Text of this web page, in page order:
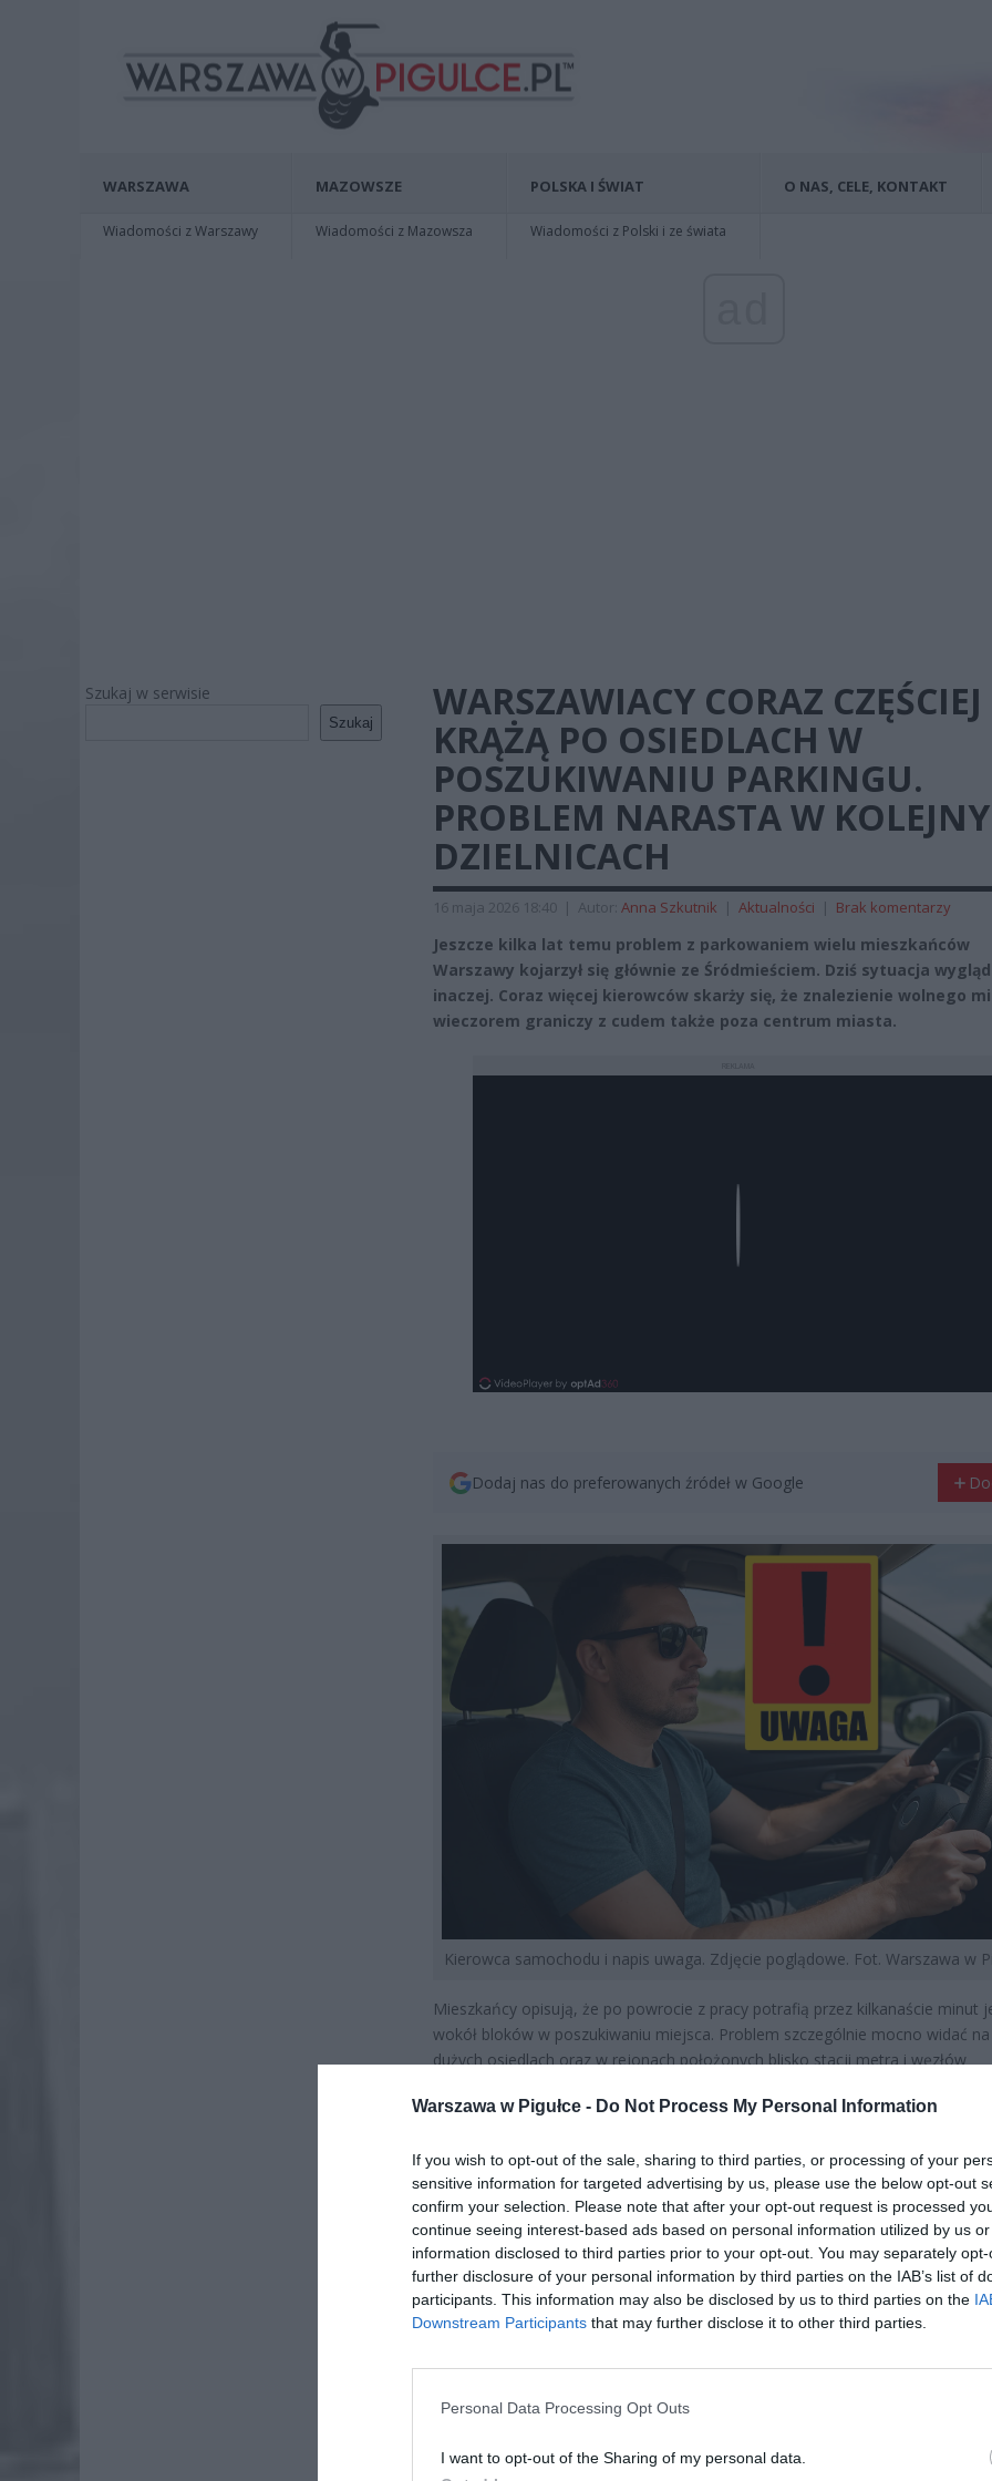
Warszawa w Pigułce - Do Not Process My Personal Information
If you wish to opt-out of the sale, sharing to third parties, or processing of your
sensitive information for targeted advertising by us, please use the below opt-out
confirm your selection. Please note that after your opt-out request is processed
continue seeing interest-based ads based on personal information utilized by us
information disclosed to third parties prior to your opt-out. You may separately
further disclosure of your personal information by third parties on the IAB’s list of
participants. This information may also be disclosed by us to third parties on the
Downstream Participants that may further disclose it to other third parties.
Personal Data Processing Opt Outs
I want to opt-out of the Sharing of my personal data.
WARSZAWA
Wiadomości z Warszawy
MAZOWSZE
Wiadomości z Mazowsza
POLSKA I ŚWIAT
Wiadomości z Polski i ze świata
O NAS, CELE, KONTAKT
Szukaj w serwisie
Szukaj
WARSZAWIACY CORAZ CZĘŚCIEJ
KRĄŻĄ PO OSIEDLACH W
POSZUKIWANIU PARKINGU.
PROBLEM NARASTA W
DZIELNICACH
16 maja 2026 18:40 | Autor: Anna Szkutnik | Aktualności | Brak komentarzy
Jeszcze kilka lat temu problem z parkowaniem wielu mieszkańców
Warszawy kojarzył się głównie ze Śródmieściem. Dziś sytuacja
inaczej. Coraz więcej kierowców skarży się, że znalezienie wolnego
wieczorem graniczy z cudem także poza centrum miasta.
Dodaj nas do preferowanych źródeł w Google
Kierowca samochodu i napis uwaga. Zdjęcie poglądowe. Fot. Warszawa w
Mieszkańcy opisują, że po powrocie z pracy potrafią przez kilkanaście minut
wokół bloków w poszukiwaniu miejsca. Problem szczególnie mocno widać na
dużych osiedlach oraz w rejonach położonych blisko stacji metra i węzłów
ad